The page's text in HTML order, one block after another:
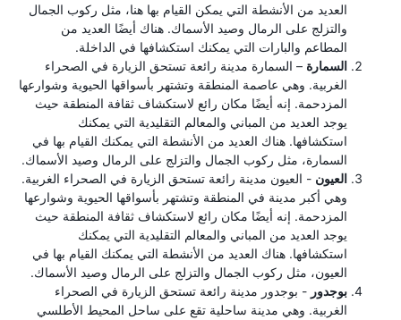
العديد من الأنشطة التي يمكن القيام بها هنا، مثل ركوب الجمال
والتزلج على الرمال وصيد الأسماك. هناك أيضًا العديد من
المطاعم والبارات التي يمكنك استكشافها في الداخلة.
السمارة – السمارة مدينة رائعة تستحق الزيارة في الصحراء
الغربية. وهي عاصمة المنطقة وتشتهر بأسواقها الحيوية وشوارعها
المزدحمة. إنه أيضًا مكان رائع لاستكشاف ثقافة المنطقة حيث
يوجد العديد من المباني والمعالم التقليدية التي يمكنك
استكشافها. هناك العديد من الأنشطة التي يمكنك القيام بها في
السمارة، مثل ركوب الجمال والتزلج على الرمال وصيد الأسماك.
العيون - العيون مدينة رائعة تستحق الزيارة في الصحراء الغربية.
وهي أكبر مدينة في المنطقة وتشتهر بأسواقها الحيوية وشوارعها
المزدحمة. إنه أيضًا مكان رائع لاستكشاف ثقافة المنطقة حيث
يوجد العديد من المباني والمعالم التقليدية التي يمكنك
استكشافها. هناك العديد من الأنشطة التي يمكنك القيام بها في
العيون، مثل ركوب الجمال والتزلج على الرمال وصيد الأسماك.
بوجدور - بوجدور مدينة رائعة تستحق الزيارة في الصحراء
الغربية. وهي مدينة ساحلية تقع على ساحل المحيط الأطلسي